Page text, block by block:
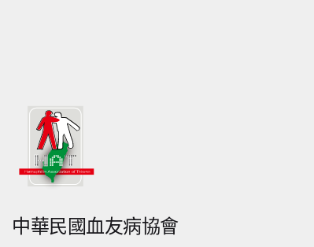
中華民國血友病協會